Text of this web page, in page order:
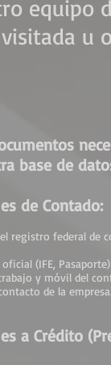
equipo
u
base de
de Contado:
registro federal de
(IFE,
y móvil del
de la empresa.
a Crédito